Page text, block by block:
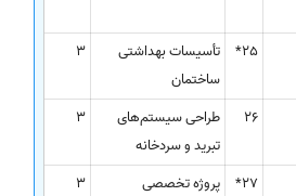
25*
تأسیسات بهداشتی
ساختمان
3
26
طراحی سیستم‌های
تبرید و سردخانه
3
27*
پروژه تخصصی
3